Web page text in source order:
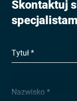
Skontaktuj
Tytuł *
Nazwisko *